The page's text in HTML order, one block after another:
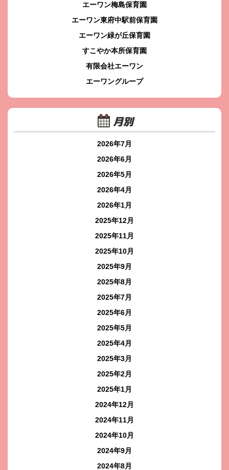
エーワン梅島保育園
エーワン東府中駅前保育園
エーワン緑が丘保育園
すこやか本所保育園
有限会社エーワン
エーワングループ
月別
2026年7月
2026年6月
2026年5月
2026年4月
2026年1月
2025年12月
2025年11月
2025年10月
2025年9月
2025年8月
2025年7月
2025年6月
2025年5月
2025年4月
2025年3月
2025年2月
2025年1月
2024年12月
2024年11月
2024年10月
2024年9月
2024年8月